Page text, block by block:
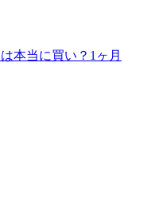
本当に買い？1ヶ月